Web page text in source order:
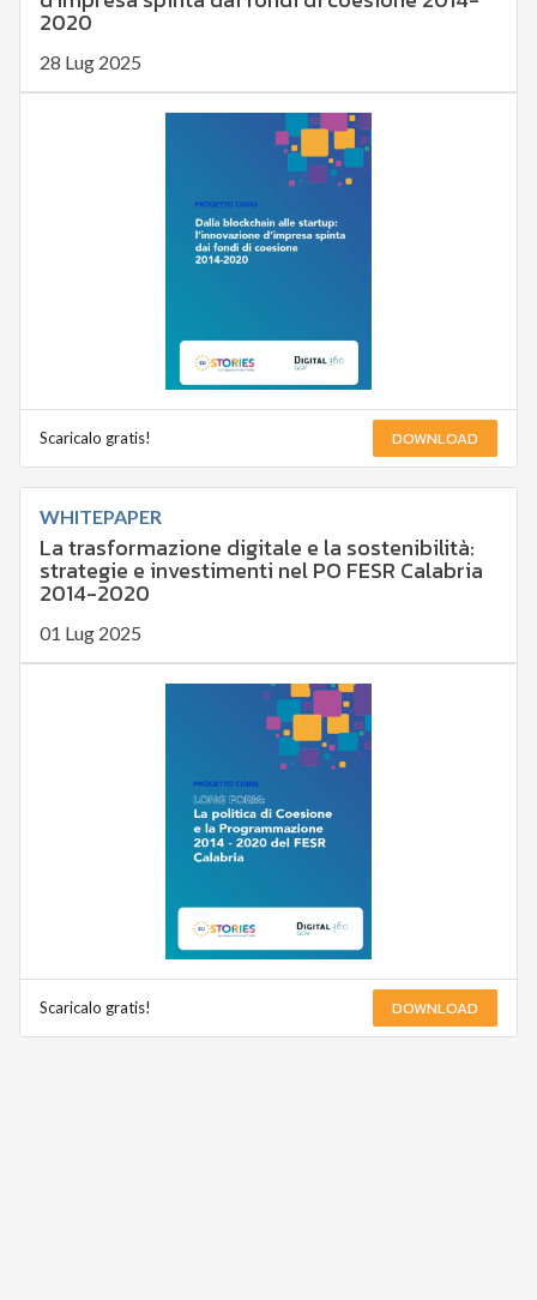
2020
28 Lug 2025
Scaricalo gratis! DOWNLOAD
WHITEPAPER
La trasformazione digitale e la sostenibilità:
strategie e investimenti nel PO FESR Calabria
2014-2020
01 Lug 2025
Scaricalo gratis! DOWNLOAD